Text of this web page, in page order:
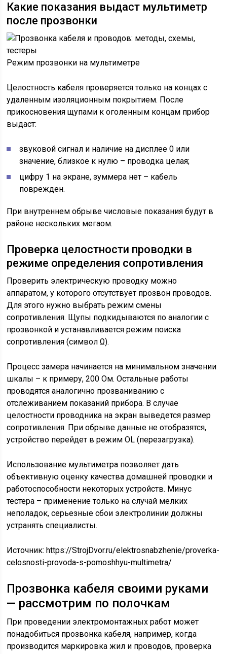
Какие показания выдаст мультиметр
после прозвонки
Режим прозвонки на мультиметре
Целостность кабеля проверяется только на концах с
удаленным изоляционным покрытием. После
прикосновения щупами к оголенным концам прибор
выдаст:
звуковой сигнал и наличие на дисплее 0 или
значение, близкое к нулю – проводка целая;
цифру 1 на экране, зуммера нет – кабель
поврежден.
При внутреннем обрыве числовые показания будут в
районе нескольких мегаом.
Проверка целостности проводки в
режиме определения сопротивления
Проверить электрическую проводку можно
аппаратом, у которого отсутствует прозвон проводов.
Для этого нужно выбрать режим смены
сопротивления. Щупы подкидываются по аналогии с
прозвонкой и устанавливается режим поиска
сопротивления (символ Ω).
Процесс замера начинается на минимальном значении
шкалы – к примеру, 200 Ом. Остальные работы
проводятся аналогично прозваниванию с
отслеживанием показаний прибора. В случае
целостности проводника на экран выведется размер
сопротивления. При обрыве данные не отобразятся,
устройство перейдет в режим OL (перезагрузка).
Использование мультиметра позволяет дать
объективную оценку качества домашней проводки и
работоспособности некоторых устройств. Минус
тестера – применение только на случай мелких
неполадок, серьезные сбои электролинии должны
устранять специалисты.
Источник:https://StrojDvor.ru/elektrosnabzhenie/proverka-
celosnosti-provoda-s-pomoshhyu-multimetra/
Прозвонка кабеля своими руками
— рассмотрим по полочкам
При проведении электромонтажных работ может
понадобиться прозвонка кабеля, например, когда
производится маркировка жил и проводов, проверка